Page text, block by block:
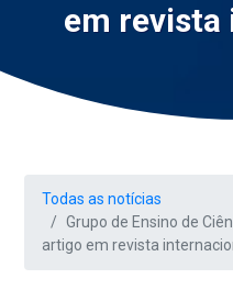
em
Todas as notícias
Grupo de Ensino de
artigo em revista